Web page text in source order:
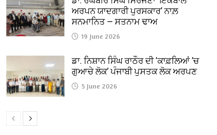
ਅਰਪਨ ਯਾਦਗਾਰੀ ਪੁਰਸਕਾਰ’ ਨਾਲ਼
ਸਨਮਾਨਿਤ — ਸਤਨਾਮ ਢਾਅ
19 June 2026
ਡਾ. ਨਿਸ਼ਾਨ ਸਿੰਘ ਰਾਠੌਰ ਦੀ ‘ਕਾਫ਼ਲਿਆਂ ’ਚ
ਗੁਆਚੇ ਲੋਕ’ ਪੰਜਾਬੀ ਪੁਸਤਕ ਲੋਕ ਅਰਪਣ
5 June 2026